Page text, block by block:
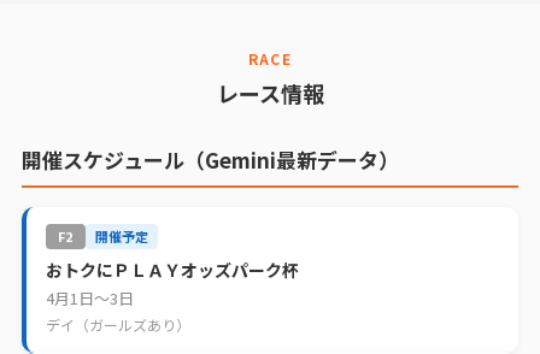
RACE
レース情報
開催スケジュール（Gemini最新データ）
F2 開催予定
おトクにＰＬＡＹオッズパーク杯
4月1日〜3日
デイ（ガールズあり）